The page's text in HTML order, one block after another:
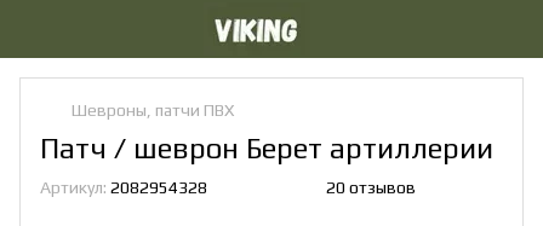
Шевроны, патчи ПВХ
Патч / шеврон Берет артиллерии
Артикул: 2082954328 20 отзывов